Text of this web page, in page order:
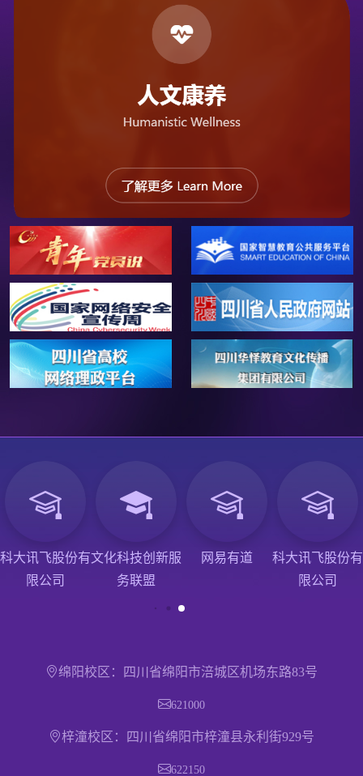
科大讯飞股份有
限公司
文化科技创新服
务联盟
网易有道
科大讯飞股份有
限公司
绵阳校区：四川省绵阳市涪城区机场东路83号
621000
梓潼校区：四川省绵阳市梓潼县永利街929号
622150